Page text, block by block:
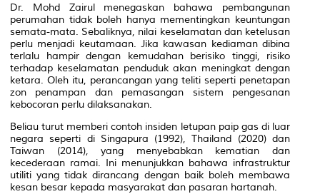
Dr. Mohd Zairul menegaskan bahawa pembangunan
perumahan tidak boleh hanya mementingkan keuntungan
semata-mata. Sebaliknya, nilai keselamatan dan ketelusan
perlu menjadi keutamaan. Jika kawasan kediaman dibina
terlalu hampir dengan kemudahan berisiko tinggi, risiko
terhadap keselamatan penduduk akan meningkat dengan
ketara. Oleh itu, perancangan yang teliti seperti penetapan
zon penampan dan pemasangan sistem pengesanan
kebocoran perlu dilaksanakan.
Beliau turut memberi contoh insiden letupan paip gas di luar
negara seperti di Singapura (1992), Thailand (2020) dan
Taiwan (2014), yang menyebabkan kematian dan
kecederaan ramai. Ini menunjukkan bahawa infrastruktur
utiliti yang tidak dirancang dengan baik boleh membawa
kesan besar kepada masyarakat dan pasaran hartanah.